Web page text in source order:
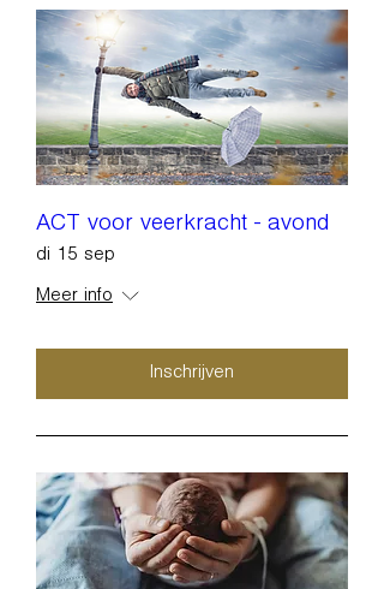
ACT voor veerkracht - avond
di 15 sep
Meer info
Inschrijven